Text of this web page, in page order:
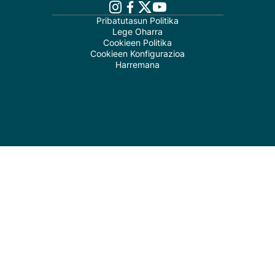
Pribatutasun Politika
Lege Oharra
Cookieen Politika
Cookieen Konfigurazioa
Harremana